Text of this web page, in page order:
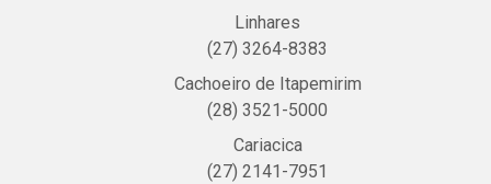
Linhares
(27) 3264-8383
Cachoeiro de Itapemirim
(28) 3521-5000
Cariacica
(27) 2141-7951